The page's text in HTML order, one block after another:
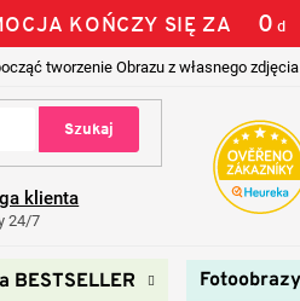
KOŃCZY SIĘ ZA 0 d
tworzenie Obrazu z własnego zdjęcia
Szukaj
klienta
24/7
BESTSELLER